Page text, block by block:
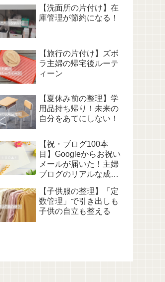
【洗面所の片付け】在
庫管理が節約になる！
【旅行の片付け】ズボ
ラ主婦の帰宅後ルーテ
ィーン
【夏休み前の整理】学
用品持ち帰り！未来の
自分をあてにしない！
【祝・ブログ100本
目】Googleからお祝い
メールが届いた！主婦
ブログのリアルな成長
【子供服の整理】「定
数管理」で引き出しも
子供の自立も整える